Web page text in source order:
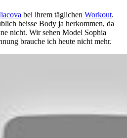
bei ihrem täglichen Workout.
heisse Body ja herkommen, da
nicht. Wir sehen Model Sophia
brauche ich heute nicht mehr.